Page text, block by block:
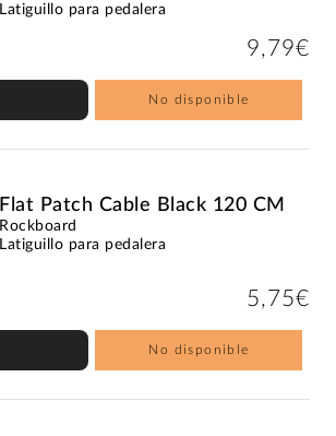
Latiguillo para pedalera
9,79€
No disponible
Flat Patch Cable Black 120 CM
Rockboard
Latiguillo para pedalera
5,75€
No disponible